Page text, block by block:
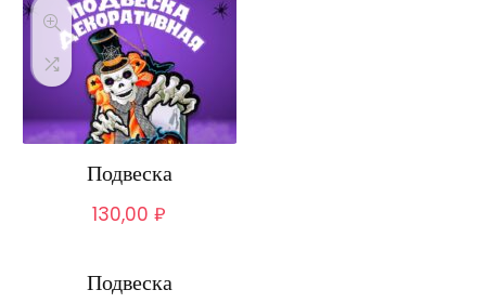
Подвеска
130,00₽
Подвеска